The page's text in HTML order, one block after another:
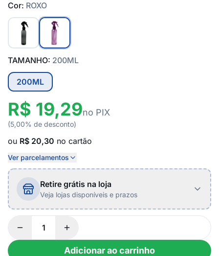
Cor: ROXO
TAMANHO: 200ML
200ML
R$ 19,29no PIX
(5,00% de desconto)
ou R$ 20,30 no cartão
Ver parcelamentos
Retire grátis na loja
Veja lojas disponíveis e prazos
Adicionar ao carrinho